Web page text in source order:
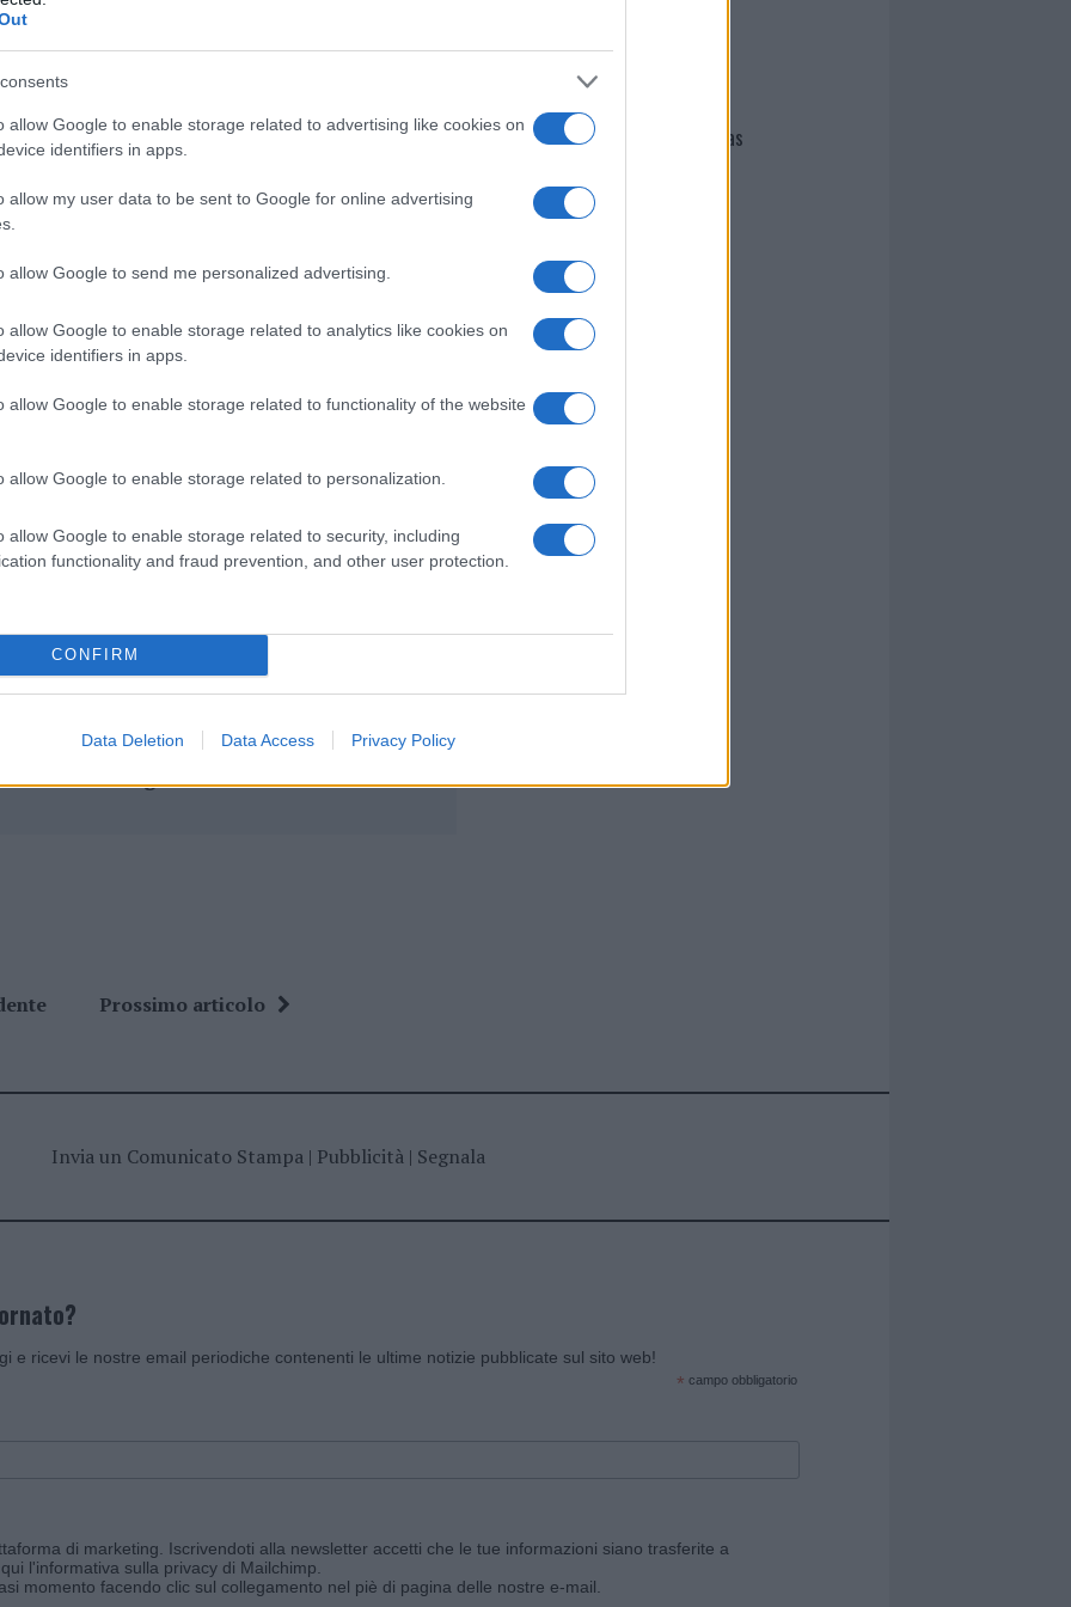
allow Google to enable storage related to advertising like cookies on
identifiers in apps.
allow my user data to be sent to Google for online advertising
allow Google to send me personalized advertising.
allow Google to enable storage related to analytics like cookies on
identifiers in apps.
allow Google to enable storage related to functionality of the website
allow Google to enable storage related to personalization.
allow Google to enable storage related to security, including
functionality and fraud prevention, and other user protection.
CONFIRM
Data Deletion Data Access Privacy Policy
cliccandoqui
nella sezioneLogindal menù del sito o
Agultu Poste Badesi Poste Trinità D'Agultu
i tuoi video e le tue foto
+39 345 356 7512
di GalluraOggi.it
news daGoogle News
Prossimo articolo
Giovannimaria Cabras
Invia un Comunicato Stampa| Pubblicità| Segnala
e ricevi le nostre email periodiche contenenti le ultime notizie pubblicate sul sito web!
* campo obbligatorio
di marketing. Iscrivendoti alla newsletter accetti che le tue informazioni siano trasferite a
l'informativa sulla privacy di Mailchimp
momento facendo clic sul collegamento nel piè di pagina delle nostre e-mail.